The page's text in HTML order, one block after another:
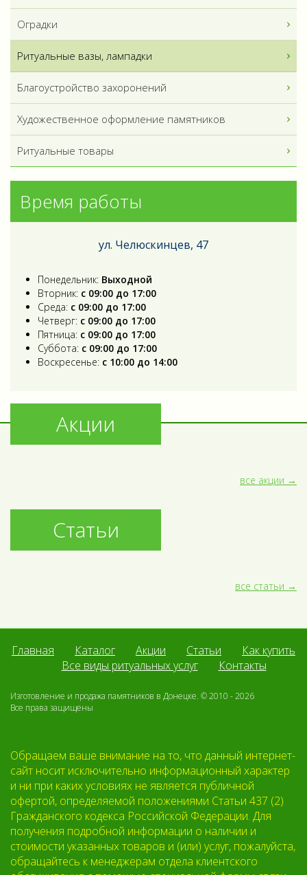
Оградки
Ритуальные вазы, лампадки
Благоустройство захоронений
Художественное оформление памятников
Ритуальные товары
Время работы
ул. Челюскинцев, 47
Понедельник: Выходной
Вторник: с 09:00 до 17:00
Среда: с 09:00 до 17:00
Четверг: с 09:00 до 17:00
Пятница: с 09:00 до 17:00
Суббота: с 09:00 до 17:00
Воскресенье: с 10:00 до 14:00
Акции
все акции
Статьи
все статьи
Главная Каталог Акции Статьи
Как купить
Все виды ритуальных услуг
Контакты
Изготовление и продажа памятников в Донецке. © 2010 - 2026
Все права защищены
Обращаем ваше внимание на то, что данный интернет-
сайт носит исключительно информационный характер
и ни при каких условиях не является публичной
офертой, определяемой положениями Статьи 437 (2)
Гражданского кодекса Российской Федерации. Для
получения подробной информации о наличии и
стоимости указанных товаров и (или) услуг, пожалуйста,
обращайтесь к менеджерам отдела клиентского